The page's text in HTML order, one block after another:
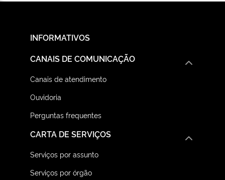
INFORMATIVOS
CANAIS DE COMUNICAÇÃO
Canais de atendimento
Ouvidoria
Perguntas frequentes
CARTA DE SERVIÇOS
Serviços por assunto
Serviços por órgão